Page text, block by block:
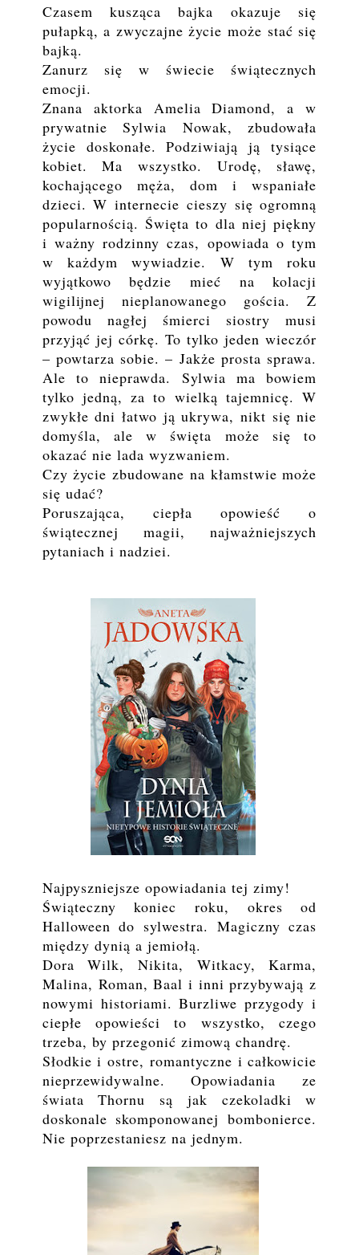
Czasem kusząca bajka okazuje się
pułapką, a zwyczajne życie może stać się
bajką.
Zanurz się w świecie świątecznych
emocji.
Znana aktorka Amelia Diamond, a w
prywatnie Sylwia Nowak, zbudowała
życie doskonałe. Podziwiają ją tysiące
kobiet. Ma wszystko. Urodę, sławę,
kochającego męża, dom i wspaniałe
dzieci. W internecie cieszy się ogromną
popularnością. Święta to dla niej piękny
i ważny rodzinny czas, opowiada o tym
w każdym wywiadzie. W tym roku
wyjątkowo będzie mieć na kolacji
wigilijnej nieplanowanego gościa. Z
powodu nagłej śmierci siostry musi
przyjąć jej córkę. To tylko jeden wieczór
– powtarza sobie. – Jakże prosta sprawa.
Ale to nieprawda. Sylwia ma bowiem
tylko jedną, za to wielką tajemnicę. W
zwykłe dni łatwo ją ukrywa, nikt się nie
domyśla, ale w święta może się to
okazać nie lada wyzwaniem.
Czy życie zbudowane na kłamstwie może
się udać?
Poruszająca, ciepła opowieść o
świątecznej magii, najważniejszych
pytaniach i nadziei.
Najpyszniejsze opowiadania tej zimy!
Świąteczny koniec roku, okres od
Halloween do sylwestra. Magiczny czas
między dynią a jemiołą.
Dora Wilk, Nikita, Witkacy, Karma,
Malina, Roman, Baal i inni przybywają z
nowymi historiami. Burzliwe przygody i
ciepłe opowieści to wszystko, czego
trzeba, by przegonić zimową chandrę.
Słodkie i ostre, romantyczne i całkowicie
nieprzewidywalne. Opowiadania ze
świata Thornu są jak czekoladki w
doskonale skomponowanej bombonierce.
Nie poprzestaniesz na jednym.